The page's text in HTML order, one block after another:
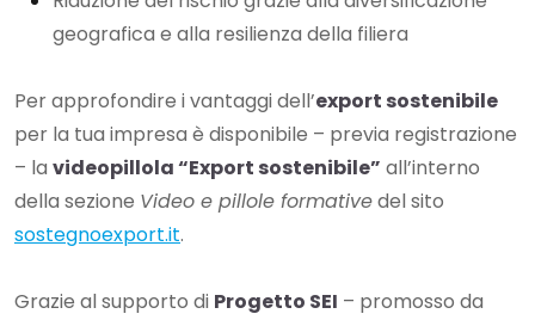
geografica e alla resilienza della filiera
Per approfondire i vantaggi dell’export sostenibile
per la tua impresa è disponibile – previa registrazione
– la videopillola “Export sostenibile” all’interno
della sezione Video e pillole formativedel sito
sostegnoexport.it.
Grazie al supporto di Progetto SEI – promosso da